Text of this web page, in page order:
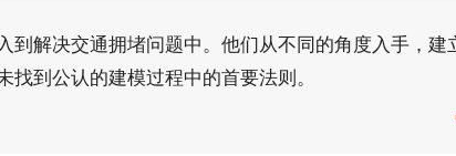
到解决交通拥堵问题中。他们从不同的角度入手，建
到公认的建模过程中的首要法则。